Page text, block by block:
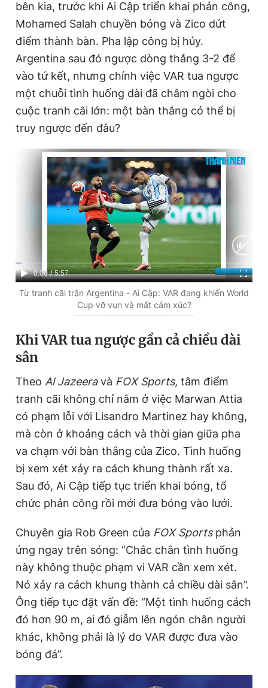
Hotline
0906 645 777
Liên hệ quảng cáo
0908 780 404
Đặt báo Quảng cáo RSS Tòa soạn Chính sách bảo
Tổng biên tập: Nguyễn Ngọc Toàn
Phó tổng biên tập thường trực: Hải Thành
Phó tổng biên tập: Lâm Hiếu Dũng
Phó tổng biên tập: Trần Việt Hưng
Tổng thư ký tòa soạn: Đức Trung
© 2003-2026 Bản quyền thuộc về Báo Thanh Niên. Cấm sao
chép dưới mọi hình thức nếu không có sự chấp thuận bằng văn
bản. Phát triển bởi ePi Technologies, JSC.
bên kia, trước khi Ai Cập triển khai phản công,
Mohamed Salah chuyền bóng và Zico dứt
điểm thành bàn. Pha lập công bị hủy.
Argentina sau đó ngược dòng thắng 3-2 để
vào tứ kết, nhưng chính việc VAR tua ngược
một chuỗi tình huống dài đã châm ngòi cho
cuộc tranh cãi lớn: một bàn thắng có thể bị
truy ngược đến đâu?
C
u
e
n
t
T
i
m
e
0:00 / D
u
t
o
n
5:57
Từ tranh cãi trận Argentina - Ai Cập: VAR đang khiến World
Cup vỡ vụn và mất cảm xúc?
Khi VAR tua ngược gần cả chiều dài
sân
Theo Al Jazeeravà FOX Sports, tâm điểm
tranh cãi không chỉ nằm ở việc Marwan Attia
có phạm lỗi với Lisandro Martinez hay không,
mà còn ở khoảng cách và thời gian giữa pha
va chạm với bàn thắng của Zico. Tình huống
bị xem xét xảy ra cách khung thành rất xa.
Sau đó, Ai Cập tiếp tục triển khai bóng, tổ
chức phản công rồi mới đưa bóng vào lưới.
Chuyên gia Rob Green của FOX Sportsphản
ứng ngay trên sóng: “Chắc chắn tình huống
này không thuộc phạm vi VAR cần xem xét.
Nó xảy ra cách khung thành cả chiều dài sân”.
Ông tiếp tục đặt vấn đề: “Một tình huống cách
đó hơn 90 m, ai đó giẫm lên ngón chân người
khác, không phải là lý do VAR được đưa vào
bóng đá”.